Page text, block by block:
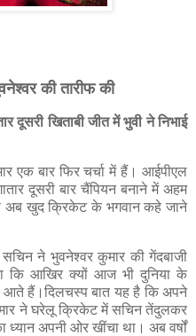
की तारीफ की
खिताबी जीत में भुवी ने निभाई
एक बार फिर चर्चा में हैं। आईपीएल
दूसरी बार चैंपियन बनाने में अहम
अब खुद क्रिकेट के भगवान कहे जाने
सचिन ने भुवनेश्वर कुमार की गेंदबाजी
कि आखिर क्यों आज भी दुनिया के
हैं।दिलचस्प बात यह है कि अपने
ने घरेलू क्रिकेट में सचिन तेंदुलकर
अपनी ओर खींचा था। अब वर्षों